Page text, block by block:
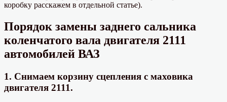
коробку расскажем в отдельной статье).
Порядок замены заднего сальника
коленчатого вала двигателя 2111
автомобилей ВАЗ
1. Снимаем корзину сцепления с маховика
двигателя 2111.